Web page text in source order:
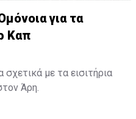
για τα
Καπ
με τα εισιτήρια
Άρη.